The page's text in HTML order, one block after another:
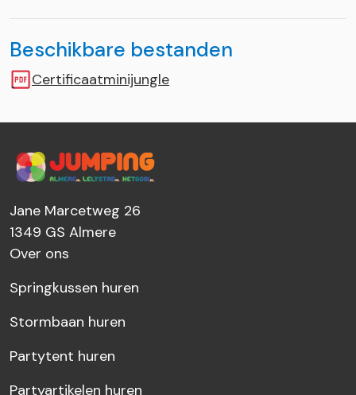
Beschikbare bestanden
Certificaatminijungle
Jane Marcetweg 26
1349 GS Almere
Over ons
Springkussen huren
Stormbaan huren
Partytent huren
Partyartikelen huren